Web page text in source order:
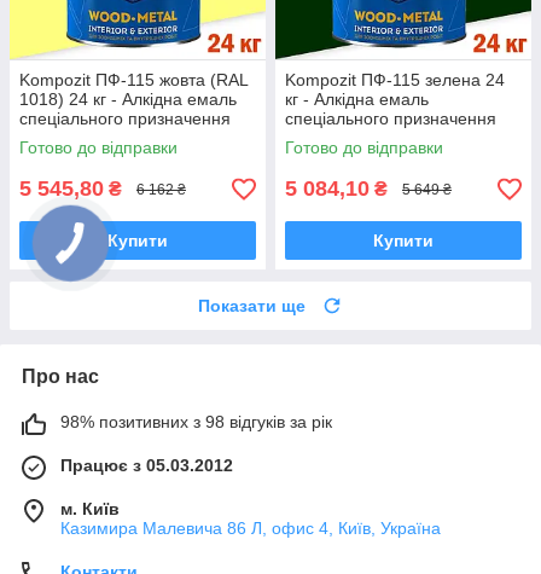
Kompozit ПФ-115 жовта (RAL
1018) 24 кг - Алкідна емаль
спеціального призначення
Готово до відправки
5 545,80 ₴ 6 162 ₴
Купити
Kompozit ПФ-115 зелена 24
кг - Алкідна емаль
спеціального призначення
Готово до відправки
5 084,10 ₴ 5 649 ₴
Купити
Показати ще
Про нас
98% позитивних з 98 відгуків за рік
Працює з 05.03.2012
м. Київ
Казимира Малевича 86 Л, офис 4, Київ, Україна